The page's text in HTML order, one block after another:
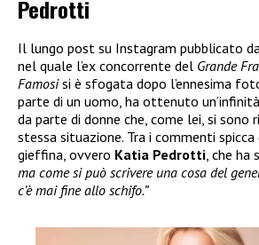
Pedrotti
Il lungo post su Instagram pubblicato
nel quale l’ex concorrente del Grande
Famosisi è sfogata dopo l’ennesima
parte di un uomo, ha ottenuto
da parte di donne che, come lei, si
stessa situazione. Tra i commenti
gieffina, ovvero Katia Pedrotti, che ha
ma come si può scrivere una cosa del
c’è mai fine allo schifo.”